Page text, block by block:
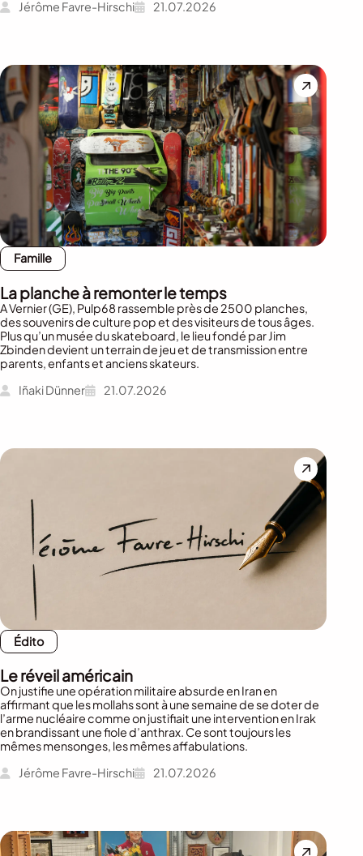
Jérôme Favre-Hirschi 21.07.2026
Famille
La planche à remonter le temps
A Vernier (GE), Pulp68 rassemble près de 2500 planches,
des souvenirs de culture pop et des visiteurs de tous âges.
Plus qu’un musée du skateboard, le lieu fondé par Jim
Zbinden devient un terrain de jeu et de transmission entre
parents, enfants et anciens skateurs.
Iñaki Dünner
21.07.2026
Édito
Le réveil américain
On justifie une opération militaire absurde en Iran en
affirmant que les mollahs sont à une semaine de se doter de
l’arme nucléaire comme on justifiait une intervention en Irak
en brandissant une fiole d’anthrax. Ce sont toujours les
mêmes mensonges, les mêmes affabulations.
Jérôme Favre-Hirschi
21.07.2026